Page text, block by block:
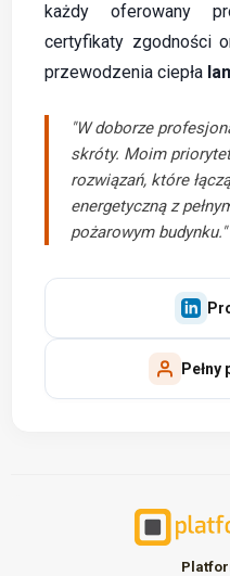
każdy oferowany
certyfikaty zgodności
przewodzenia ciepła
"W doborze
skróty. Moim
rozwiązań, które
energetyczną z
pożarowym budynku."